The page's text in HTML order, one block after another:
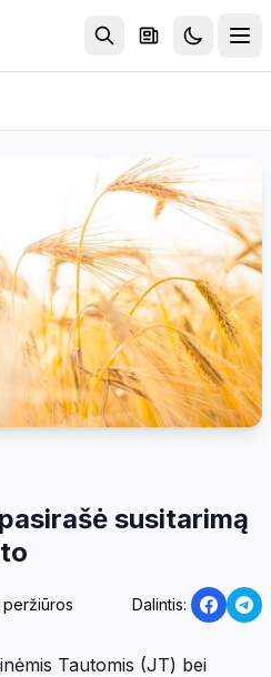
susitarimą
Dalintis:
Tautomis (JT) bei